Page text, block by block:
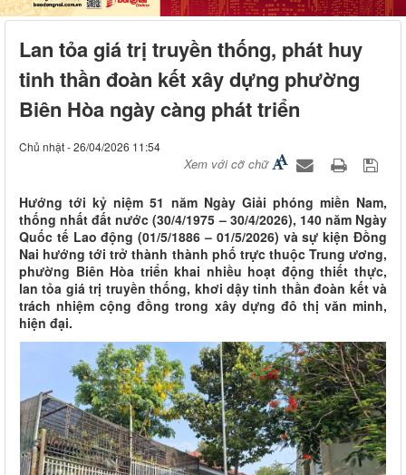
Lan tỏa giá trị truyền thống, phát huy
tinh thần đoàn kết xây dựng phường
Biên Hòa ngày càng phát triển
Chủ nhật - 26/04/2026 11:54
Xem với cỡ chữ
Hướng tới kỷ niệm 51 năm Ngày Giải phóng miền Nam,
thống nhất đất nước (30/4/1975 – 30/4/2026), 140 năm Ngày
Quốc tế Lao động (01/5/1886 – 01/5/2026) và sự kiện Đồng
Nai hướng tới trở thành thành phố trực thuộc Trung ương,
phường Biên Hòa triển khai nhiều hoạt động thiết thực,
lan tỏa giá trị truyền thống, khơi dậy tinh thần đoàn kết và
trách nhiệm cộng đồng trong xây dựng đô thị văn minh,
hiện đại.